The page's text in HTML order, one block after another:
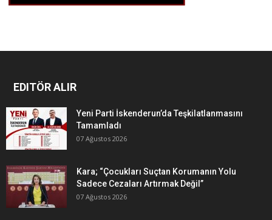
EDITÖR ALIR
Yeni Parti İskenderun’da Teşkilatlanmasını
Tamamladı
07 Ağustos 2026
Kara; “Çocukları Suçtan Korumanın Yolu
Sadece Cezaları Artırmak Değil”
07 Ağustos 2026